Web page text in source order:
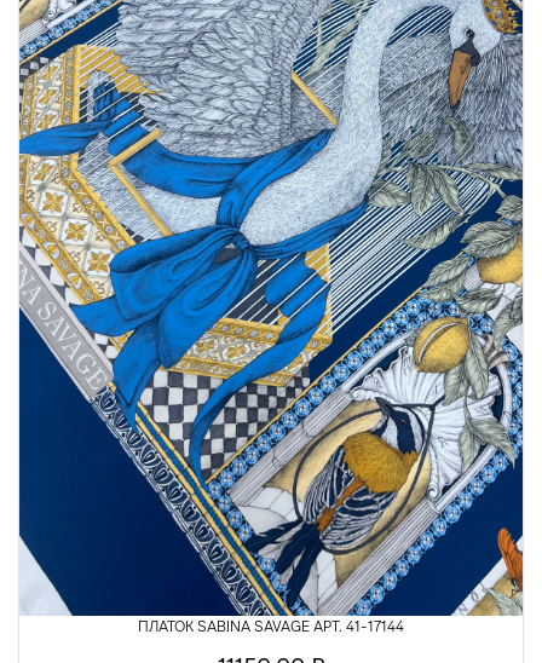
ПЛАТОК SABINA SAVAGE АРТ. 41-17144